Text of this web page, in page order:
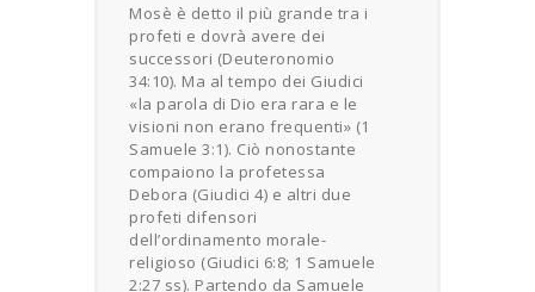
Mosè è detto il più grande tra i
profeti e dovrà avere dei
successori (Deuteronomio
34:10). Ma al tempo dei Giudici
«la parola di Dio era rara e le
visioni non erano frequenti» (1
Samuele 3:1). Ciò nonostante
compaiono la profetessa
Debora (Giudici 4) e altri due
profeti difensori
dell’ordinamento morale-
religioso (Giudici 6:8; 1 Samuele
2:27 ss). Partendo da Samuele